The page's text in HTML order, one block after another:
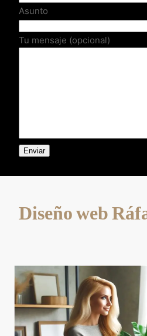
Asunto
Tu mensaje (opcional)
Diseño web